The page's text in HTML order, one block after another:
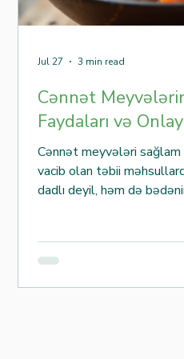
Cənnət
Faydaları və
Cənnət meyvələri sağlam
vacib olan təbii
dadlı deyil, həm də
üstünlüklərini sadə və
edəcəyəm. Cənnət
Cənnət meyvələri
Jul 27 3 min read